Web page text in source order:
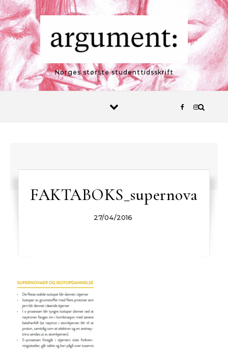
Skip to content
Norges største studenttidsskrift
FAKTABOKS_supernova
27/04/2016